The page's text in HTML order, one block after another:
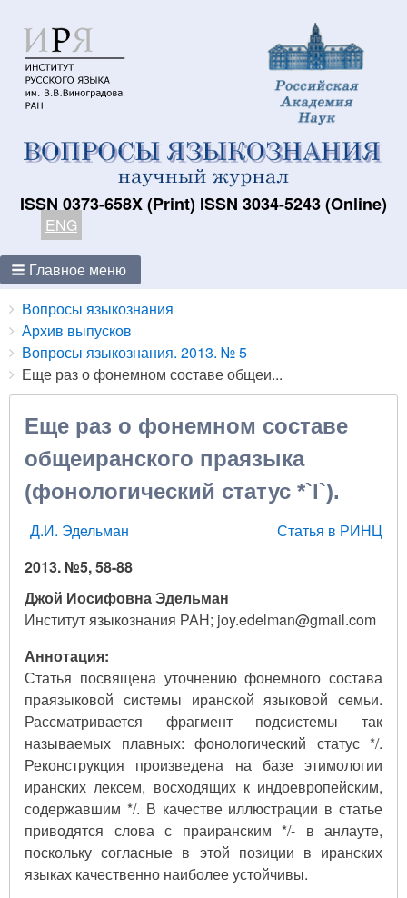
ISSN 0373-658X (Print) ISSN 3034-5243 (Online)
ENG
Главное меню
Breadcrumbs
You
are
here:
Вопросы языкознания
Архив выпусков
Вопросы языкознания. 2013. № 5
Еще раз о фонемном составе общеи...
Еще раз о фонемном составе
общеиранского праязыка
(фонологический статус *`l`).
Д.И. Эдельман
Статья в РИНЦ
2013. №5, 58-88
Джой Иосифовна Эдельман
Институт языкознания РАН; joy.edelman@gmail.com
Аннотация:
Статья посвящена уточнению фонемного состава
праязыковой системы иранской языковой семьи.
Рассматривается фрагмент подсистемы так
называемых плавных: фонологический статус */.
Реконструкция произведена на базе этимологии
иранских лексем, восходящих к индоевропейским,
содержавшим */. В качестве иллюстрации в статье
приводятся слова с праиранским */- в анлауте,
поскольку согласные в этой позиции в иранских
языках качественно наиболее устойчивы.